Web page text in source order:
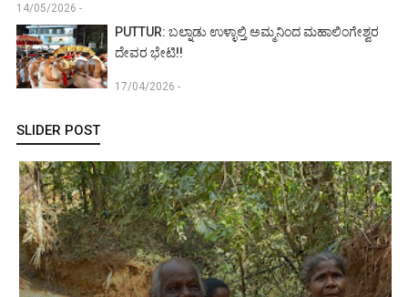
14/05/2026 -
PUTTUR: ಬಲ್ನಾಡು ಉಳ್ಳಾಲ್ತಿ ಅಮ್ಮನಿಂದ ಮಹಾಲಿಂಗೇಶ್ವರ
ದೇವರ ಭೇಟಿ!!
17/04/2026 -
SLIDER POST